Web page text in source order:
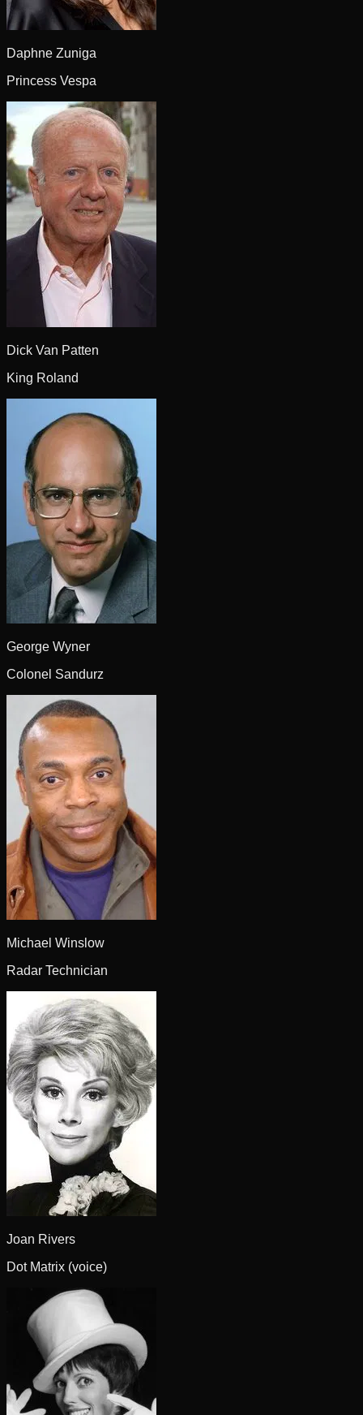
Daphne Zuniga
Princess Vespa
Dick Van Patten
King Roland
George Wyner
Colonel Sandurz
Michael Winslow
Radar Technician
Joan Rivers
Dot Matrix (voice)